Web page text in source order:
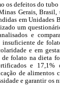
os defeitos do
Gerais,
em Unidades
um
e
de
e em
folato na dieta
e
de
e garantir os